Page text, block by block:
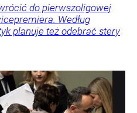
do pierwszoligowej
Według
planuje też odebrać stery